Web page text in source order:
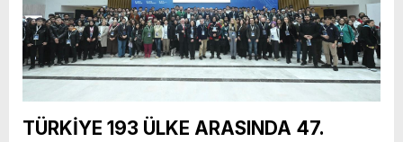
TÜRKİYE 193 ÜLKE ARASINDA 47.